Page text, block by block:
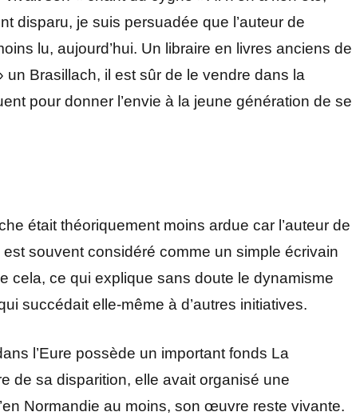
disparu, je suis persuadée que l’auteur de
lu, aujourd’hui. Un libraire en livres anciens de
Brasillach, il est sûr de le vendre dans la
pour donner l’envie à la jeune génération de se
était théoriquement moins ardue car l’auteur de
est souvent considéré comme un simple écrivain
cela, ce qui explique sans doute le dynamisme
succédait elle-même à d’autres initiatives.
l’Eure possède un important fonds La
de sa disparition, elle avait organisé une
Normandie au moins, son œuvre reste vivante.